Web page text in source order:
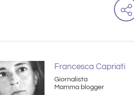
Francesca Capriati
Giornalista
Mamma blogger